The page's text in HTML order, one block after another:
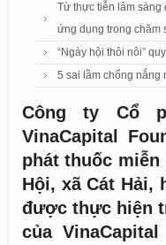
Từ thực tiễn lâm
ứng dụng trong chăm
“Ngày hội thôi nôi”
5 sai lầm chống nắng
Công ty Cổ
VinaCapital
phát thuốc
Hội, xã Cát Hải,
được thực hiện
của